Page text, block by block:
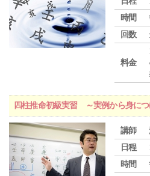
時間
回数
料金
四柱推命初級実習 ～実例から身に
講師
日程
時間